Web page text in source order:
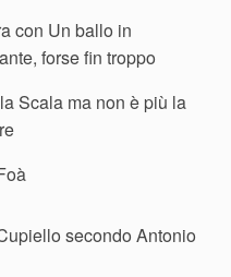
con Un ballo in
forse fin troppo
Scala ma non è più la
secondo Antonio